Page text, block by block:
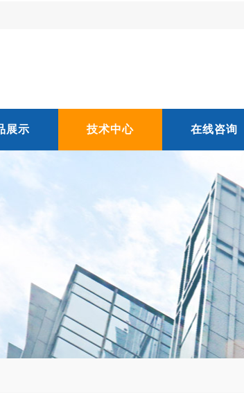
展示 技术中心 在线咨询